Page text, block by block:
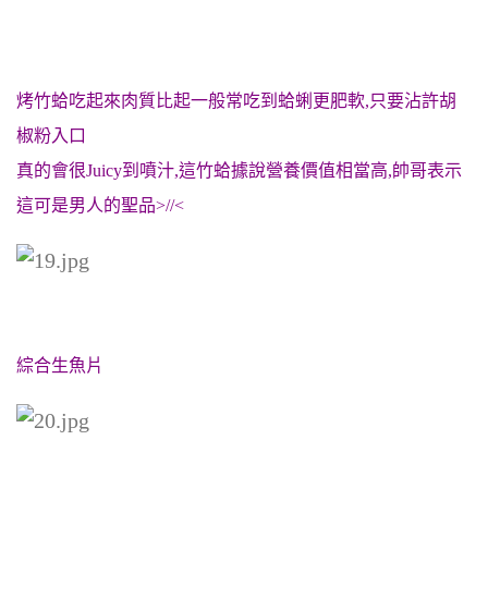
烤竹蛤吃起來肉質比起一般常吃到蛤蜊更肥軟,只要沾許胡
椒粉入口
真的會很Juicy到噴汁,這竹蛤據說營養價值相當高,帥哥表示
這可是男人的聖品>//<
綜合生魚片